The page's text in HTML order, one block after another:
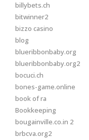
billybets.ch
bitwinner2
bizzo casino
blog
blueribbonbaby.org
blueribbonbaby.org2
bocuci.ch
bones-game.online
book of ra
Bookkeeping
bougainville.co.in 2
brbcva.org2